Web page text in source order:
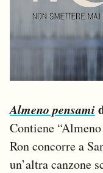
Almeno pensami
Contiene
Ron concorre a
un’altra canzone